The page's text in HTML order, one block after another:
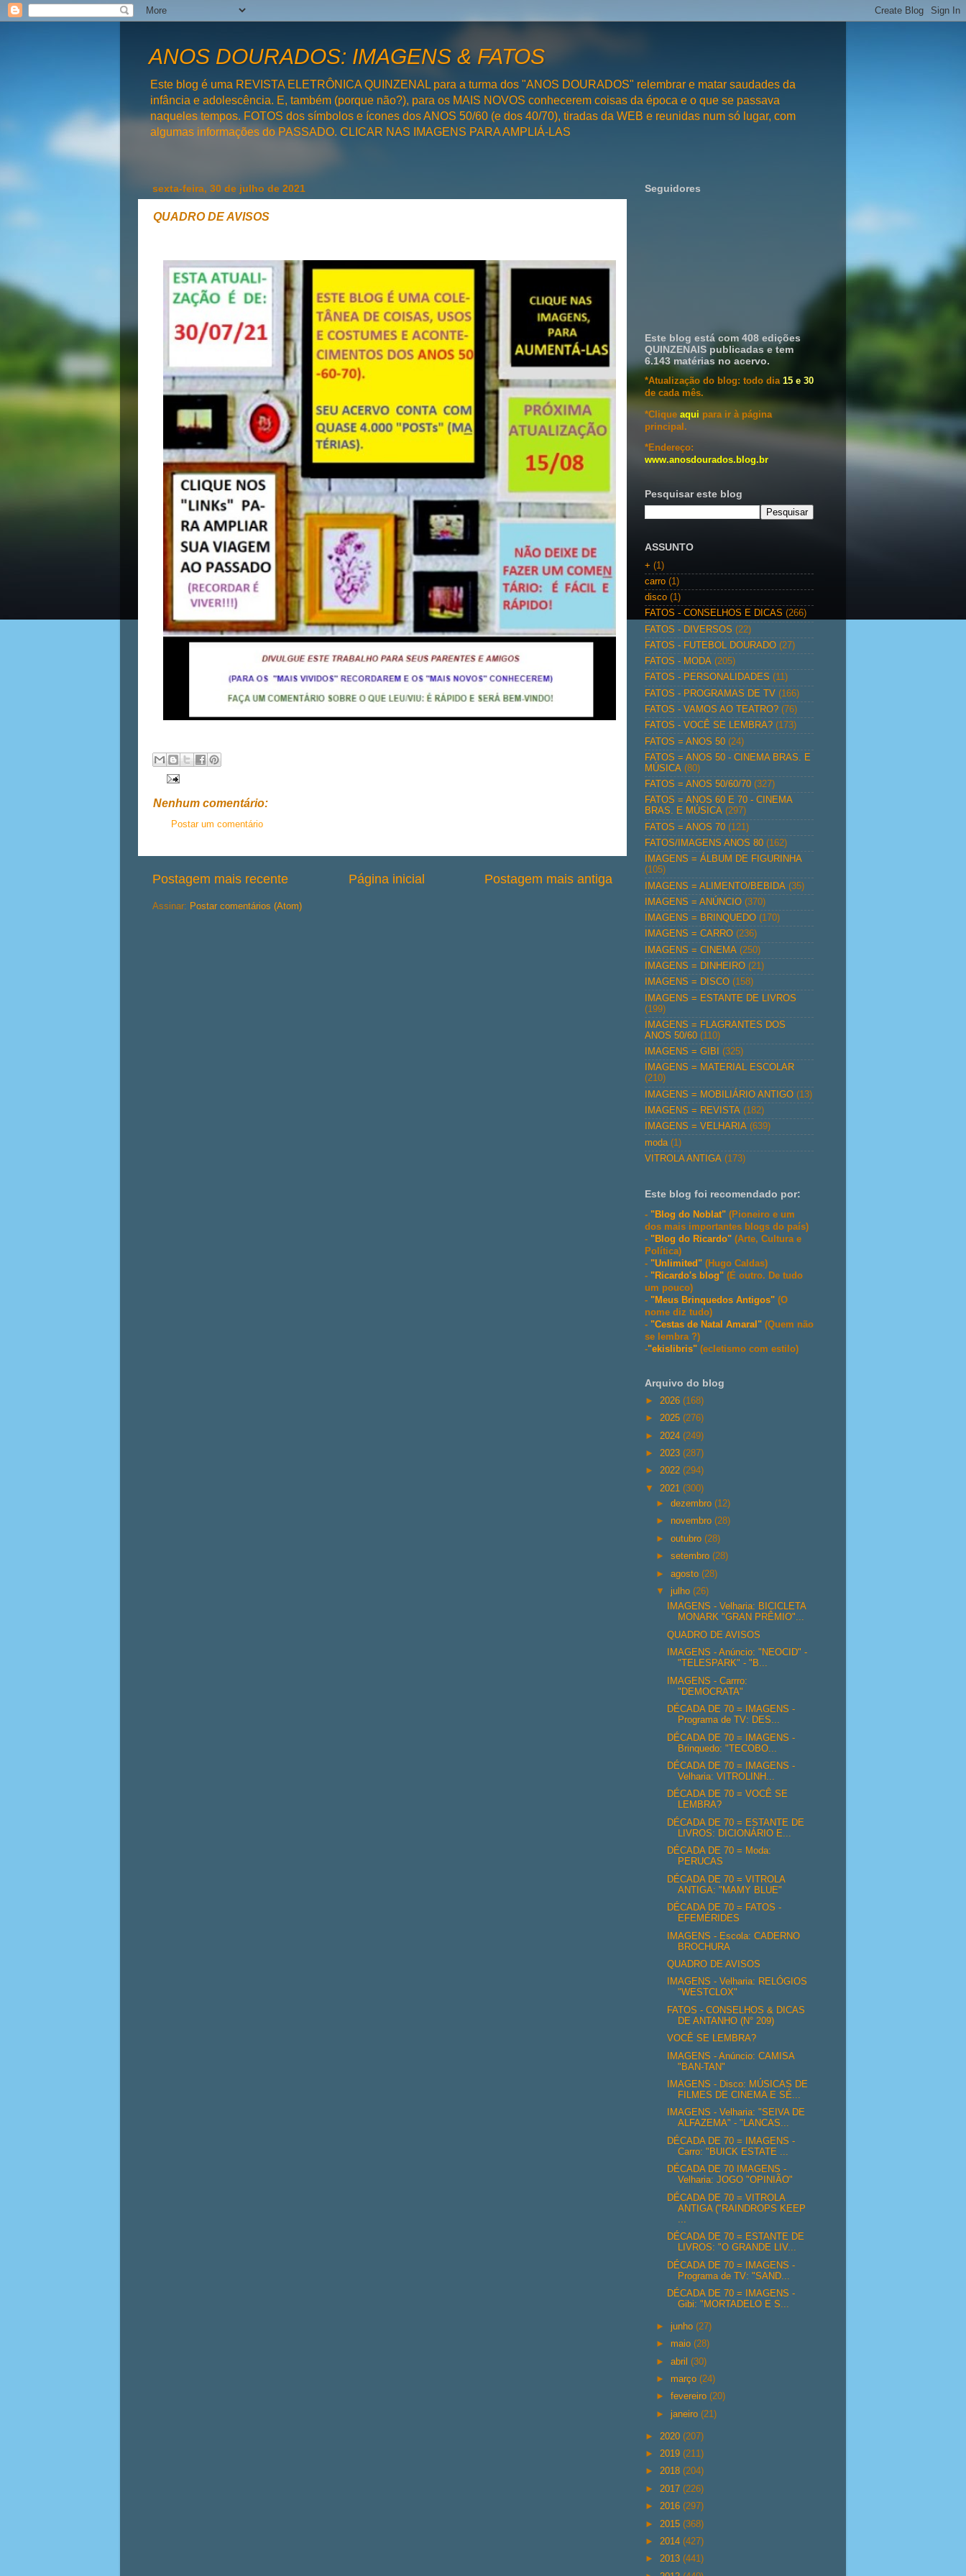
ANOS DOURADOS: IMAGENS & FATOS
Este blog é uma REVISTA ELETRÔNICA QUINZENAL para a turma dos "ANOS DOURADOS" relembrar e matar saudades da
infância e adolescência. E, também (porque não?), para os MAIS NOVOS conhecerem coisas da época e o que se passava
naqueles tempos. FOTOS dos símbolos e ícones dos ANOS 50/60 (e dos 40/70), tiradas da WEB e reunidas num só lugar, com
algumas informações do PASSADO. CLICAR NAS IMAGENS PARA AMPLIÁ-LAS
sexta-feira, 30 de julho de 2021
QUADRO DE AVISOS
Nenhum comentário:
Postar um comentário
Postagem mais recente Postagem mais antiga
Página inicial
Assinar: Postar comentários (Atom)
Seguidores
Este blog está com 408 edições
QUINZENAIS publicadas e tem
6.143 matérias no acervo.
*Atualização do blog: todo dia 15 e 30
de cada mês.
*Clique aqui para ir à página
principal.
*Endereço:
www.anosdourados.blog.br
Pesquisar este blog
ASSUNTO
+ (1)
carro (1)
disco (1)
FATOS - CONSELHOS E DICAS (266)
FATOS - DIVERSOS (22)
FATOS - FUTEBOL DOURADO (27)
FATOS - MODA (205)
FATOS - PERSONALIDADES (11)
FATOS - PROGRAMAS DE TV (166)
FATOS - VAMOS AO TEATRO? (76)
FATOS - VOCÊ SE LEMBRA? (173)
FATOS = ANOS 50 (24)
FATOS = ANOS 50 - CINEMA BRAS. E
MÚSICA (80)
FATOS = ANOS 50/60/70 (327)
FATOS = ANOS 60 E 70 - CINEMA
BRAS. E MÚSICA (297)
FATOS = ANOS 70 (121)
FATOS/IMAGENS ANOS 80 (162)
IMAGENS = ÁLBUM DE FIGURINHA
(105)
IMAGENS = ALIMENTO/BEBIDA (35)
IMAGENS = ANÚNCIO (370)
IMAGENS = BRINQUEDO (170)
IMAGENS = CARRO (236)
IMAGENS = CINEMA (250)
IMAGENS = DINHEIRO (21)
IMAGENS = DISCO (158)
IMAGENS = ESTANTE DE LIVROS
(199)
IMAGENS = FLAGRANTES DOS
ANOS 50/60 (110)
IMAGENS = GIBI
(325)
IMAGENS = MATERIAL ESCOLAR
(210)
IMAGENS = MOBILIÁRIO ANTIGO (13)
IMAGENS = REVISTA (182)
IMAGENS = VELHARIA (639)
moda (1)
VITROLA ANTIGA (173)
Este blog foi recomendado por:
- "Blog do Noblat" (Pioneiro e um
dos mais importantes blogs do país)
- "Blog do Ricardo" (Arte, Cultura e
Política)
- "Unlimited" (Hugo Caldas)
- "Ricardo's blog" (É outro. De tudo
um pouco)
- "Meus Brinquedos Antigos" (O
nome diz tudo)
- "Cestas de Natal Amaral" (Quem não
se lembra ?)
-"ekislibris" (ecletismo com estilo)
Arquivo do blog
► 2026 (168)
► 2025 (276)
► 2024 (249)
► 2023 (287)
► 2022 (294)
▼ 2021 (300)
►dezembro(12)
► novembro(28)
►outubro(28)
►setembro(28)
►agosto(28)
▼julho(26)
IMAGENS - Velharia: BICICLETA
MONARK "GRAN PRÊMIO"...
QUADRO DE AVISOS
IMAGENS - Anúncio: "NEOCID" -
"TELESPARK" - "B...
IMAGENS - Carrro:
"DEMOCRATA"
DÉCADA DE 70 = IMAGENS -
Programa de TV: DES...
DÉCADA DE 70 = IMAGENS -
Brinquedo: "TECOBO...
DÉCADA DE 70 = IMAGENS -
Velharia: VITROLINH...
DÉCADA DE 70 = VOCÊ SE
LEMBRA?
DÉCADA DE 70 = ESTANTE DE
LIVROS: DICIONÁRIO E...
DÉCADA DE 70 = Moda:
PERUCAS
DÉCADA DE 70 = VITROLA
ANTIGA: "MAMY BLUE"
DÉCADA DE 70 = FATOS -
EFEMÉRIDES
IMAGENS - Escola: CADERNO
BROCHURA
QUADRO DE AVISOS
IMAGENS - Velharia: RELÓGIOS
"WESTCLOX"
FATOS - CONSELHOS & DICAS
DE ANTANHO (N° 209)
VOCÊ SE LEMBRA?
IMAGENS - Anúncio: CAMISA
"BAN-TAN"
IMAGENS - Disco: MÚSICAS DE
FILMES DE CINEMA E SÉ...
IMAGENS - Velharia: "SEIVA DE
ALFAZEMA" - "LANCAS...
DÉCADA DE 70 = IMAGENS -
Carro: "BUICK ESTATE ...
DÉCADA DE 70 IMAGENS -
Velharia: JOGO "OPINIÃO"
DÉCADA DE 70 = VITROLA
ANTIGA ("RAINDROPS KEEP
DÉCADA DE 70 = ESTANTE DE
LIVROS: "O GRANDE LIV...
DÉCADA DE 70 = IMAGENS -
Programa de TV: "SAND...
DÉCADA DE 70 = IMAGENS -
Gibi: "MORTADELO E S...
►junho(27)
► maio(28)
►abril(30)
► março(24)
►fevereiro(20)
►janeiro(21)
► 2020 (207)
► 2019 (211)
► 2018 (204)
► 2017 (226)
► 2016 (297)
► 2015 (368)
► 2014 (427)
► 2013 (441)